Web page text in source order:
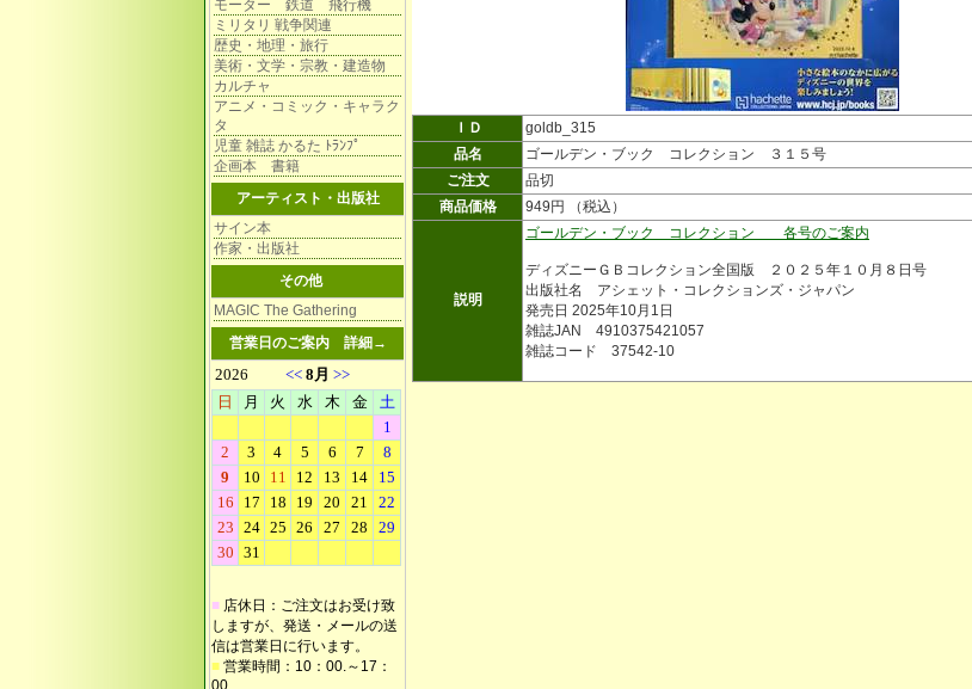
モーター 鉄道 飛行機
ミリタリ 戦争関連
歴史・地理・旅行
美術・文学・宗教・建造物
カルチャ
アニメ・コミック・キャラク
タ
児童 雑誌 かるた ﾄﾗﾝﾌﾟ
企画本 書籍
アーティスト・出版社
サイン本
作家・出版社
その他
MAGIC The Gathering
営業日のご案内 詳細→
■ 店休日：ご注文はお受け致
しますが、発送・メールの送
信は営業日に行います。
■ 営業時間：10：00.～17：
00
ＩＤ
goldb_315
品名
ゴールデン・ブック コレクション ３１５号
ご注文
品切
商品価格
949円 （税込）
説明
ゴールデン・ブック コレクション 各号のご案内
ディズニーＧＢコレクション全国版 ２０２５年１０月８日号
出版社名 アシェット・コレクションズ・ジャパン
発売日 2025年10月1日
雑誌JAN 4910375421057
雑誌コード 37542-10